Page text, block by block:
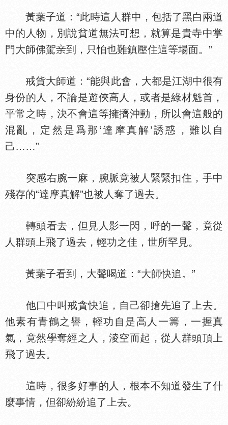
黃葉子道：“此時這人群中，包括了黑白兩道
中的人物，別說貧道無法可想，就算是貴寺中掌
門大師佛駕
到，只怕也難鎮壓住這等場面。”
戒貨大師道：“能與此會，大都是江湖中很有
身份的人，不論是遊俠高人，或者是綠材魁首，
平常之時，決不會這等擁擠沖動，所以會這般的
混亂，定然是爲那‘達摩真解’誘惑，難以自
己……”
突感右腕一麻，腕脈竟被人緊緊扣住，手中
殘存的“達摩真解”也被人奪了過去。
轉頭看去，但見人影一閃，呼的一聲，竟從
人群頭上飛了過去，輕功之佳，世所罕見。
黃葉子看到，大聲喝道：“大師快追。”
他口中叫戒貪快追，自己卻搶先追了上去。
他素有青鶴之譽，輕功自是高人一籌，一握真
氣，竟然學奪經之人，淩空而起，從人群頭頂上
飛了過去。
這時，很多好事的人，根本不知道發生了什
麼事情，但卻紛紛追了上去。